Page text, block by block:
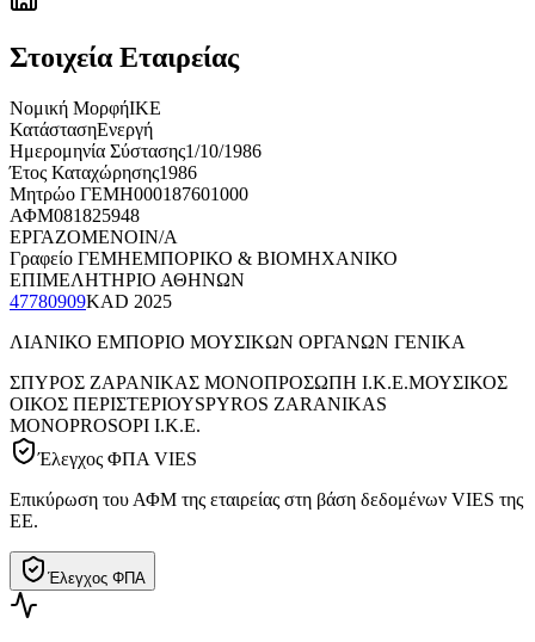
Στοιχεία Εταιρείας
Νομική ΜορφήΙΚΕ
ΚατάστασηΕνεργή
Ημερομηνία Σύστασης1/10/1986
Έτος Καταχώρησης1986
Μητρώο ΓΕΜΗ000187601000
ΑΦΜ081825948
ΕΡΓΑΖΟΜΕΝΟΙN/A
Γραφείο ΓΕΜΗΕΜΠΟΡΙΚΟ & ΒΙΟΜΗΧΑΝΙΚΟ
ΕΠΙΜΕΛΗΤΗΡΙΟ ΑΘΗΝΩΝ
47780909KAD 2025
ΛΙΑΝΙΚΟ ΕΜΠΟΡΙΟ ΜΟΥΣΙΚΩΝ ΟΡΓΑΝΩΝ ΓΕΝΙΚΑ
ΣΠΥΡΟΣ ΖΑΡΑΝΙΚΑΣ ΜΟΝΟΠΡΟΣΩΠΗ Ι.Κ.Ε.ΜΟΥΣΙΚΟΣ
ΟΙΚΟΣ ΠΕΡΙΣΤΕΡΙΟΥSPYROS ZARANIKAS
MONOPROSOPI Ι.Κ.Ε.
Έλεγχος ΦΠΑ VIES
Επικύρωση του ΑΦΜ της εταιρείας στη βάση δεδομένων VIES της
ΕΕ.
Έλεγχος ΦΠΑ